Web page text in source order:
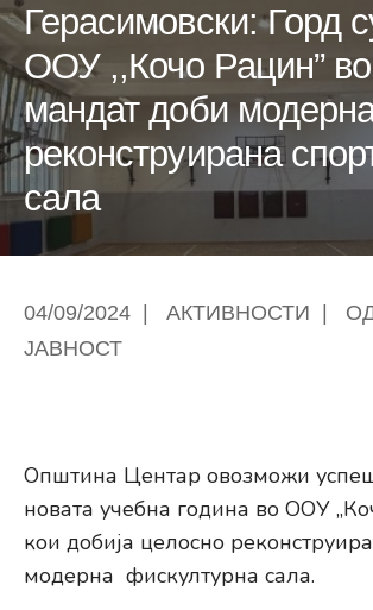
Герасимовски: Горд
ООУ ,,Кочо Рацин” во
мандат доби
реконструирана
сала
04/09/2024 АКТИВНОСТИ
ЈАВНОСТ
Општина Центар овозможи
новата учебна година во ООУ
кои добија целосно
модерна фискултурна сала.